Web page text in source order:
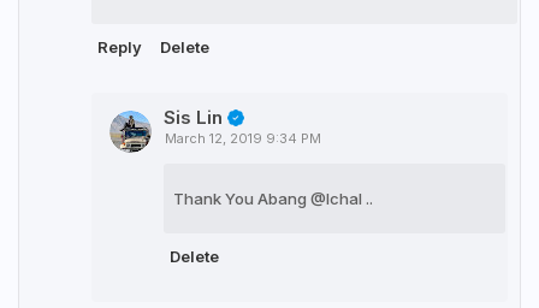
Reply Delete
Sis Lin
March 12, 2019 9:34 PM
Thank You Abang @Ichal ..
Delete